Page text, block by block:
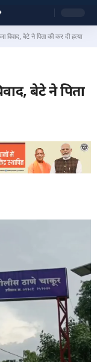
विवाद, बेटे ने पिता की कर दी हत्या
बेटे ने पिता